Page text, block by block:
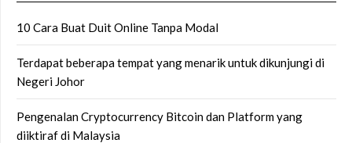
10 Cara Buat Duit Online Tanpa Modal
Terdapat beberapa tempat yang menarik untuk dikunjungi di
Negeri Johor
Pengenalan Cryptocurrency Bitcoin dan Platform yang
diiktiraf di Malaysia